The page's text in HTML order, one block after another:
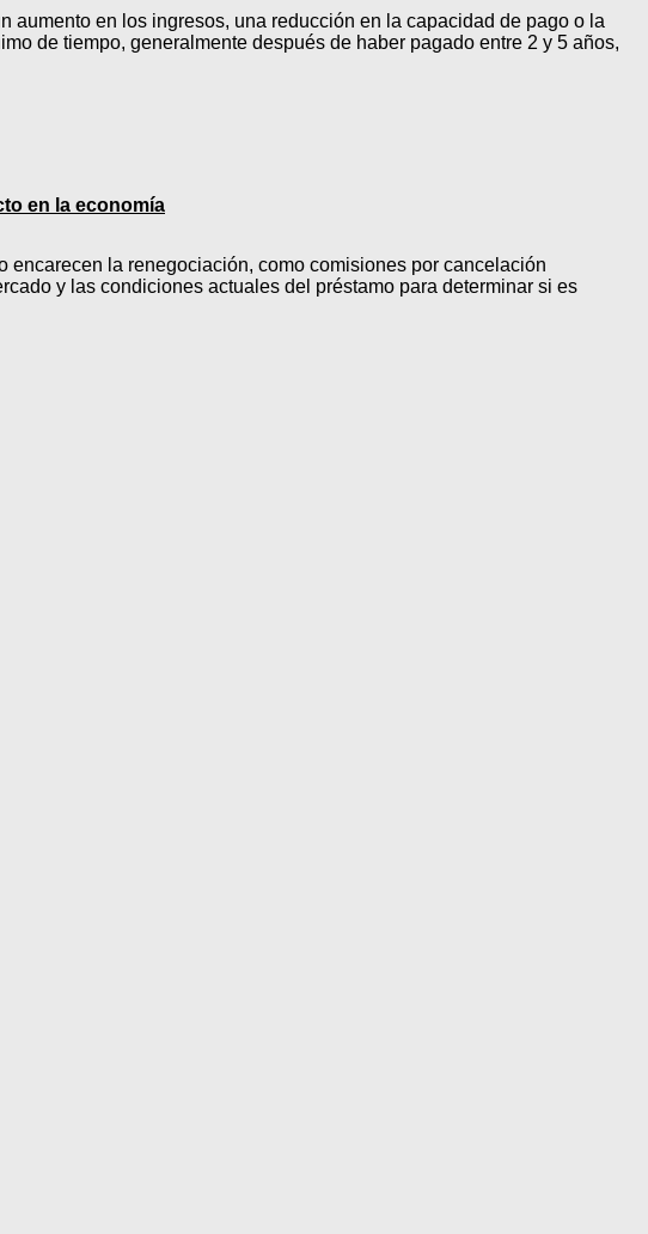
aumento en los ingresos, una reducción en la capacidad de pago o la
de tiempo, generalmente después de haber pagado entre 2 y 5 años,
en la economía
la renegociación, como comisiones por cancelación
y las condiciones actuales del préstamo para determinar si es